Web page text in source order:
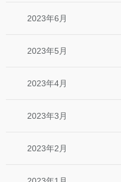
2023年6月
2023年5月
2023年4月
2023年3月
2023年2月